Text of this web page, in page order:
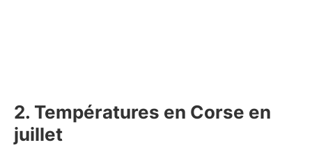
2. Températures en Corse en
juillet